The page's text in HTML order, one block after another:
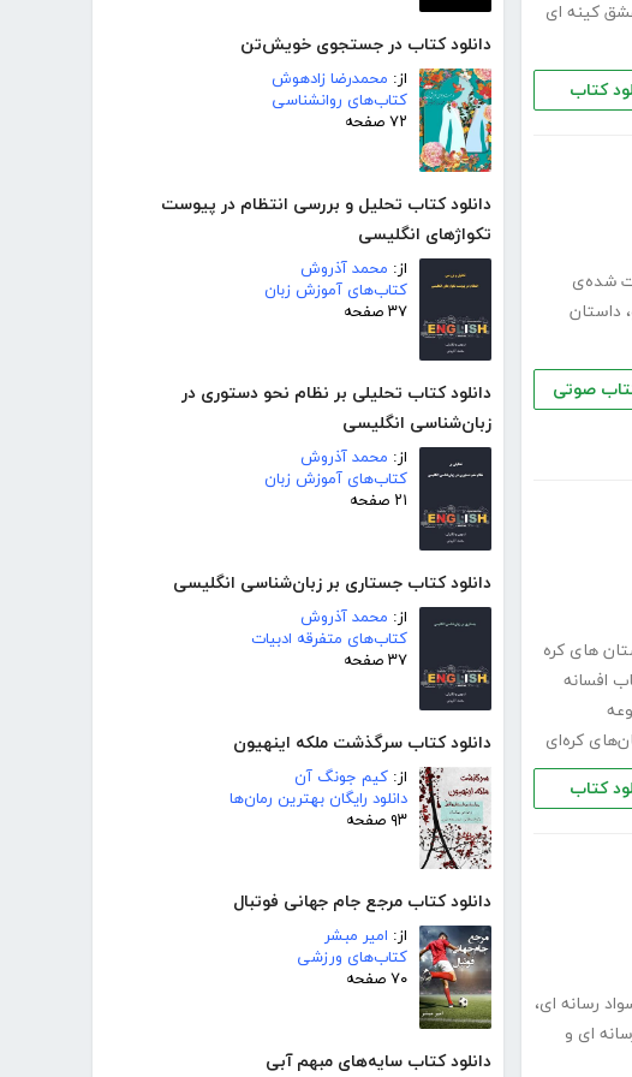
دانلود کتاب در جستجوی خویش‌تن
از: محمدرضا زادهوش
کتاب‌های روانشناسی
۷۲ صفحه
دانلود کتاب تحلیل و بررسی انتظام در پیوست
تکواژهای انگلیسی
از: محمد آذروش
کتاب‌های آموزش زبان
۳۷ صفحه
دانلود کتاب تحلیلی بر نظام نحو دستوری در
زبان‌شناسی انگلیسی
از: محمد آذروش
کتاب‌های آموزش زبان
۲۱ صفحه
دانلود کتاب جستاری بر زبان‌شناسی انگلیسی
از: محمد آذروش
کتاب‌های متفرقه ادبیات
۳۷ صفحه
دانلود کتاب سرگذشت ملکه اینهیون
از: کیم جونگ آن
دانلود رایگان بهترین رمان‌ها
۹۳ صفحه
دانلود کتاب مرجع جام جهانی فوتبال
از: امیر مبشر
کتاب‌های ورزشی
۷۰ صفحه
دانلود کتاب سایه‌های مبهم آبی
عشق کینه ای
کتاب
شده‌ی
، داستان
صوتی
های کره
افسانه
کتاب
رسانه ای،
ای و